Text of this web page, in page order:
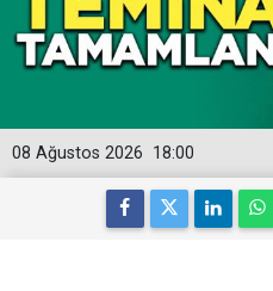
18:00
08 Ağustos 2026